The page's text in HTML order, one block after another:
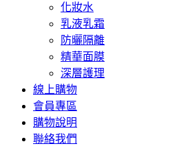
化妝水
乳液乳霜
防曬隔離
精華面膜
深層護理
線上購物
會員專區
購物說明
聯絡我們